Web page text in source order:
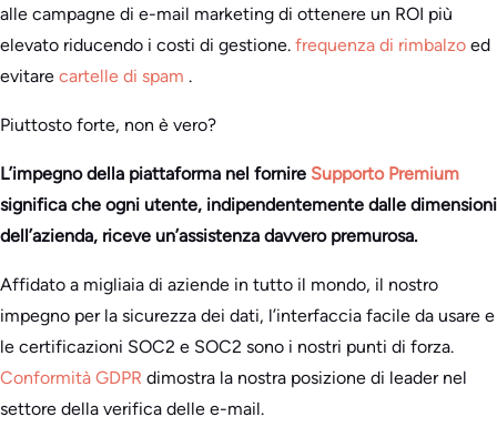
alle campagne di e-mail marketing di ottenere un ROI più
elevato riducendo i costi di gestione. frequenza di rimbalzo ed
evitare cartelle di spam .
Piuttosto forte, non è vero?
L’impegno della piattaforma nel fornire Supporto Premium
significa che ogni utente, indipendentemente dalle dimensioni
dell’azienda, riceve un’assistenza davvero premurosa.
Affidato a migliaia di aziende in tutto il mondo, il nostro
impegno per la sicurezza dei dati, l’interfaccia facile da usare e
le certificazioni SOC2 e SOC2 sono i nostri punti di forza.
Conformità GDPR dimostra la nostra posizione di leader nel
settore della verifica delle e-mail.